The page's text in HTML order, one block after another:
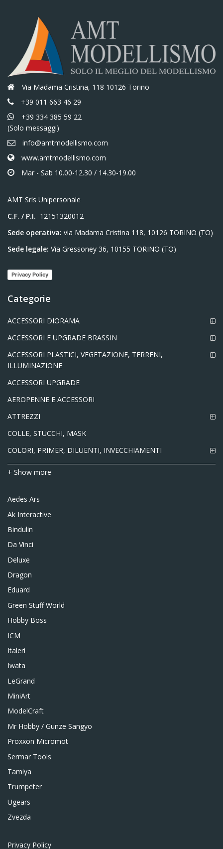
Via Madama Cristina, 118 10126 Torino
+39 011 663 46 29
+39 334 385 59 22
(Solo messaggi)
info@amtmodellismo.com
www.amtmodellismo.com
Mar - Sab 10.00-12.30 / 14.30-19.00
AMT Srls Unipersonale
C.F. / P.I. 12151320012
Sede operativa: via Madama Cristina 118, 10126 TORINO (TO)
Sede legale: Via Gressoney 36, 10155 TORINO (TO)
Privacy Policy
Categorie
ACCESSORI DIORAMA
ACCESSORI E UPGRADE BRASSIN
ACCESSORI PLASTICI, VEGETAZIONE, TERRENI,
ILLUMINAZIONE
ACCESSORI UPGRADE
AEROPENNE E ACCESSORI
ATTREZZI
COLLE, STUCCHI, MASK
COLORI, PRIMER, DILUENTI, INVECCHIAMENTI
+ Show more
Aedes Ars
Ak Interactive
Bindulin
Da Vinci
Deluxe
Dragon
Eduard
Green Stuff World
Hobby Boss
ICM
Italeri
Iwata
LeGrand
MiniArt
ModelCraft
Mr Hobby / Gunze Sangyo
Proxxon Micromot
Sermar Tools
Tamiya
Trumpeter
Ugears
Zvezda
Privacy Policy